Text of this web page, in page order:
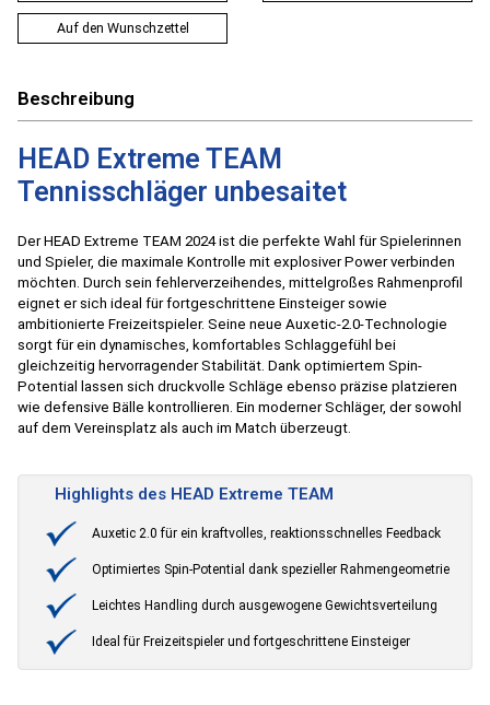
Auf den Wunschzettel
Beschreibung
HEAD Extreme TEAM
Tennisschläger unbesaitet
Der HEAD Extreme TEAM 2024 ist die perfekte Wahl für Spielerinnen
und Spieler, die maximale Kontrolle mit explosiver Power verbinden
möchten. Durch sein fehlerverzeihendes, mittelgroßes Rahmenprofil
eignet er sich ideal für fortgeschrittene Einsteiger sowie
ambitionierte Freizeitspieler. Seine neue Auxetic-2.0-Technologie
sorgt für ein dynamisches, komfortables Schlaggefühl bei
gleichzeitig hervorragender Stabilität. Dank optimiertem Spin-
Potential lassen sich druckvolle Schläge ebenso präzise platzieren
wie defensive Bälle kontrollieren. Ein moderner Schläger, der sowohl
auf dem Vereinsplatz als auch im Match überzeugt.
Highlights des HEAD Extreme TEAM
Auxetic 2.0 für ein kraftvolles, reaktionsschnelles Feedback
Optimiertes Spin-Potential dank spezieller Rahmengeometrie
Leichtes Handling durch ausgewogene Gewichtsverteilung
Ideal für Freizeitspieler und fortgeschrittene Einsteiger